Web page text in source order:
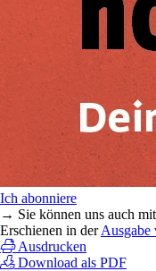
Ich abonniere
→ Sie können uns auch
Erschienen in derAusgabe
Ausdrucken
Download als PDF